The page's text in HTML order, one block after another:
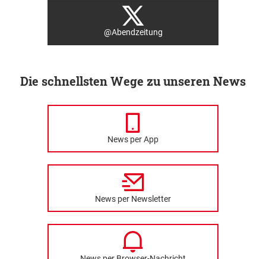
@Abendzeitung
Die schnellsten Wege zu unseren News
News per App
News per Newsletter